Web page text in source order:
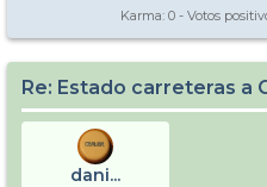
Karma: 0 - Votos
Re: Estado carreteras a
dani...